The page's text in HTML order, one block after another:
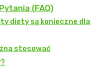
(FAQ)
diety są konieczne dla
stosować